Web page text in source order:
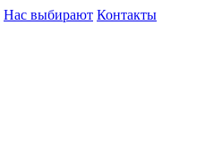
Нас выбирают Контакты